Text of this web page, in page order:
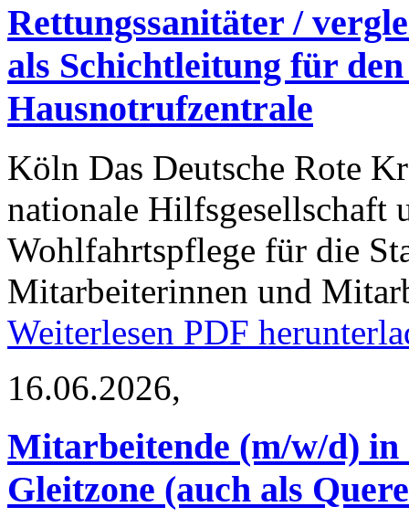
Rettungssanitäter /
als Schichtleitung für
Hausnotrufzentrale
Köln Das Deutsche Rote
nationale Hilfsgesellschaft
Wohlfahrtspflege für die
Mitarbeiterinnen und
Weiterlesen PDF
16.06.2026,
Mitarbeitende (m/w/d)
Gleitzone (auch als